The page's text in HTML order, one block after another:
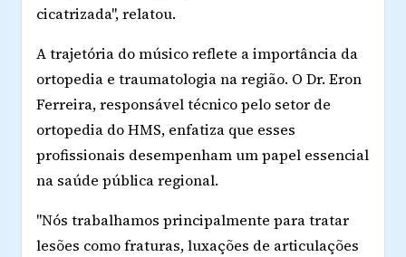
cicatrizada", relatou.
A trajetória do músico reflete a importância da
ortopedia e traumatologia na região. O Dr. Eron
Ferreira, responsável técnico pelo setor de
ortopedia do HMS, enfatiza que esses
profissionais desempenham um papel essencial
na saúde pública regional.
"Nós trabalhamos principalmente para tratar
lesões como fraturas, luxações de articulações